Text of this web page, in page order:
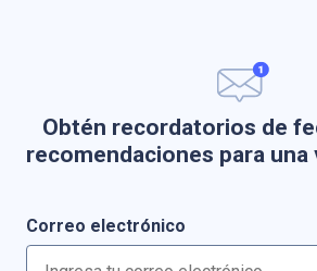
Obtén recordatorios de
recomendaciones para una
Correo electrónico